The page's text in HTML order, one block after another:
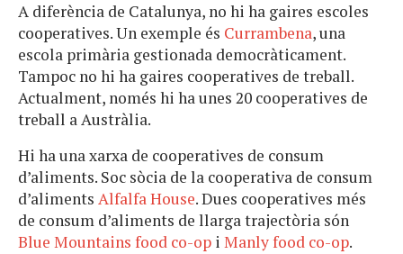
A diferència de Catalunya, no hi ha gaires escoles
cooperatives. Un exemple és Currambena, una
escola primària gestionada democràticament.
Tampoc no hi ha gaires cooperatives de treball.
Actualment, només hi ha unes 20 cooperatives de
treball a Austràlia.
Hi ha una xarxa de cooperatives de consum
d’aliments. Soc sòcia de la cooperativa de consum
d’aliments Alfalfa House. Dues cooperatives més
de consum d’aliments de llarga trajectòria són
Blue Mountains food co-op i Manly food co-op.